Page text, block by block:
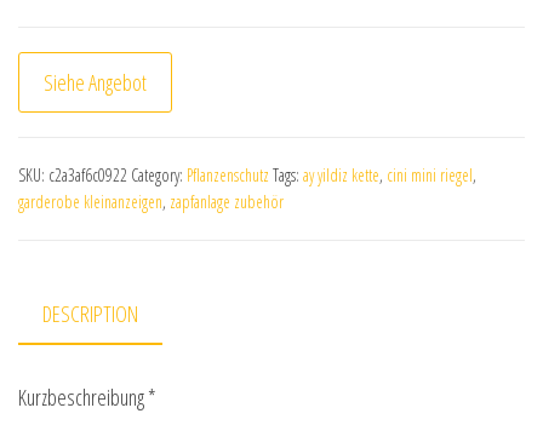
Siehe Angebot
SKU: c2a3af6c0922 Category: Pflanzenschutz Tags: ay yildiz kette, cini mini riegel,
garderobe kleinanzeigen, zapfanlage zubehör
DESCRIPTION
Kurzbeschreibung *